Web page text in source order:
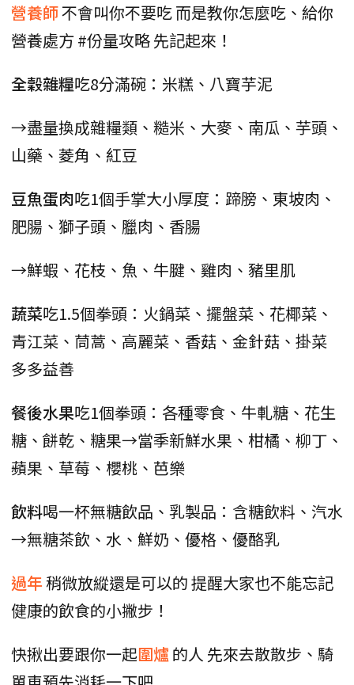
營養師不會叫你不要吃 而是教你怎麼吃、給你
營養處方 #份量攻略 先記起來！
全穀雜糧吃8分滿碗：米糕、八寶芋泥
→盡量換成雜糧類、糙米、大麥、南瓜、芋頭、
山藥、菱角、紅豆
豆魚蛋肉吃1個手掌大小厚度：蹄膀、東坡肉、
肥腸、獅子頭、臘肉、香腸
→鮮蝦、花枝、魚、牛腱、雞肉、豬里肌
蔬菜吃1.5個拳頭：火鍋菜、擺盤菜、花椰菜、
青江菜、茼蒿、高麗菜、香菇、金針菇、掛菜
多多益善
餐後水果吃1個拳頭：各種零食、牛軋糖、花生
糖、餅乾、糖果→當季新鮮水果、柑橘、柳丁、
蘋果、草莓、櫻桃、芭樂
飲料喝一杯無糖飲品、乳製品：含糖飲料、汽水
→無糖茶飲、水、鮮奶、優格、優酪乳
過年稍微放縱還是可以的 提醒大家也不能忘記
健康的飲食的小撇步！
快揪出要跟你一起圍爐的人 先來去散散步、騎